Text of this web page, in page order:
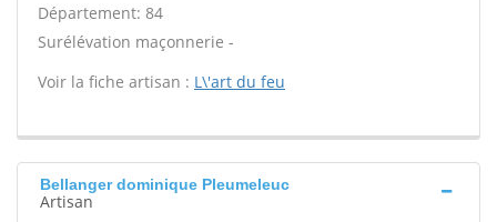
Département: 84
Surélévation maçonnerie -
Voir la fiche artisan : L\'art du feu
Bellanger dominique Pleumeleuc
Artisan